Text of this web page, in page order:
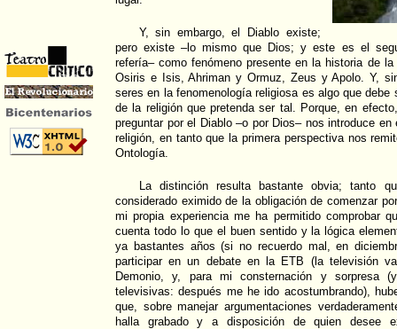
Y, sin embargo, el Diablo existe;
pero existe –lo mismo que Dios; y este es el
refería– como fenómeno presente en la historia de
Osiris e Isis, Ahriman y Ormuz, Zeus y Apolo. Y,
seres en la fenomenología religiosa es algo que
de la religión que pretenda ser tal. Porque, en
preguntar por el Diablo –o por Dios– nos introduce
religión, en tanto que la primera perspectiva nos
Ontología.
La distinción resulta bastante obvia; tanto
considerado eximido de la obligación de comenzar
mi propia experiencia me ha permitido comprobar
cuenta todo lo que el buen sentido y la lógica
ya bastantes años (si no recuerdo mal, en
participar en un debate en la ETB (la televisión
Demonio, y, para mi consternación y sorpresa
televisivas: después me he ido acostumbrando),
que, sobre manejar argumentaciones
halla grabado y a disposición de quien desee